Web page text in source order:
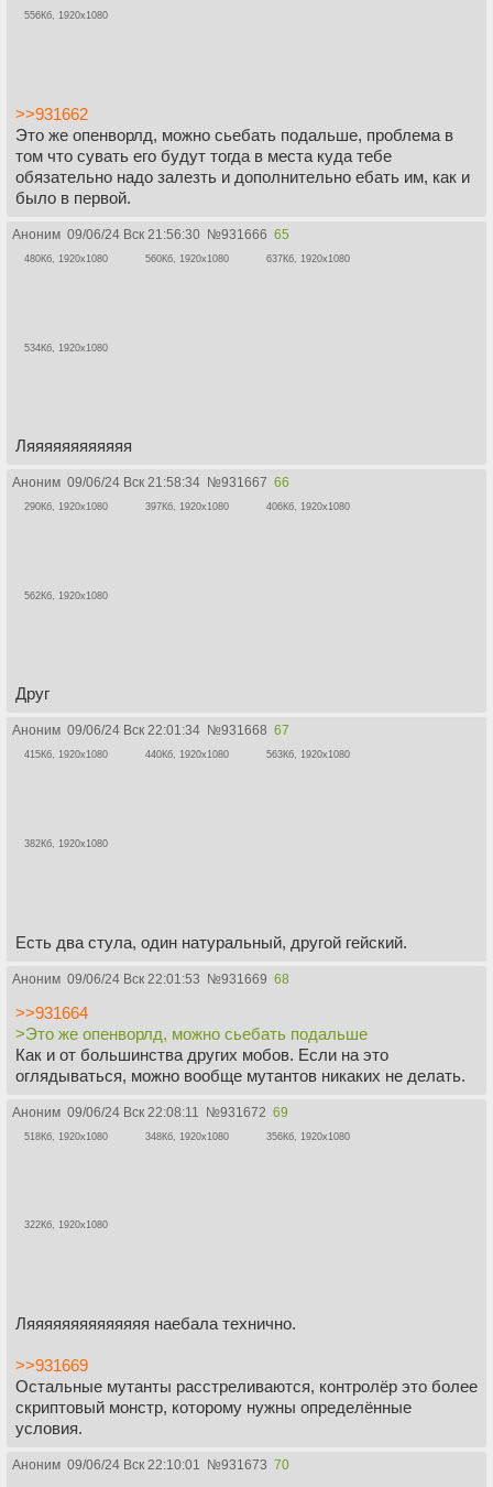
556Кб, 1920x1080
>>931662
Это же опенворлд, можно сьебать подальше, проблема в
том что сувать его будут тогда в места куда тебе
обязательно надо залезть и дополнительно ебать им, как и
было в первой.
Аноним 09/06/24 Вск 21:56:30 №931666 65
480Кб, 1920x1080 560Кб, 1920x1080 637Кб, 1920x1080
534Кб, 1920x1080
Ляяяяяяяяяяяя
Аноним 09/06/24 Вск 21:58:34 №931667 66
290Кб, 1920x1080 397Кб, 1920x1080 406Кб, 1920x1080
562Кб, 1920x1080
Друг
Аноним 09/06/24 Вск 22:01:34 №931668 67
415Кб, 1920x1080 440Кб, 1920x1080 563Кб, 1920x1080
382Кб, 1920x1080
Есть два стула, один натуральный, другой гейский.
Аноним 09/06/24 Вск 22:01:53 №931669 68
>>931664
>Это же опенворлд, можно сьебать подальше
Как и от большинства других мобов. Если на это
оглядываться, можно вообще мутантов никаких не делать.
Аноним 09/06/24 Вск 22:08:11 №931672 69
518Кб, 1920x1080 348Кб, 1920x1080 356Кб, 1920x1080
322Кб, 1920x1080
Ляяяяяяяяяяяяяя наебала технично.
>>931669
Остальные мутанты расстреливаются, контролёр это более
скриптовый монстр, которому нужны определённые
условия.
Аноним 09/06/24 Вск 22:10:01 №931673 70